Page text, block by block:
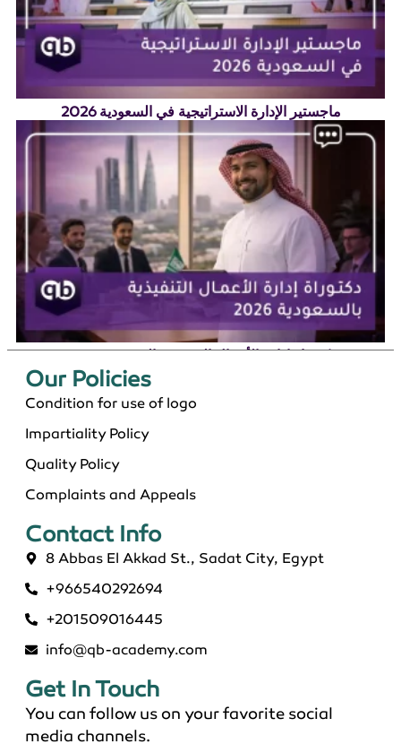
ماجستير الإدارة الاستراتيجية في السعودية 2026
دكتوراة إدارة الأعمال التنفيذية بالسعودية 2026
ماجستير عن بعد معتمد في السعودية 2026
Our Policies​
Condition for use of logo
Impartiality Policy
Quality Policy
Complaints and Appeals
Contact Info​
8 Abbas El Akkad St., Sadat City, Egypt
+966540292694
+201509016445
info@qb-academy.com
Get In Touch
You can follow us on your favorite social
media channels.